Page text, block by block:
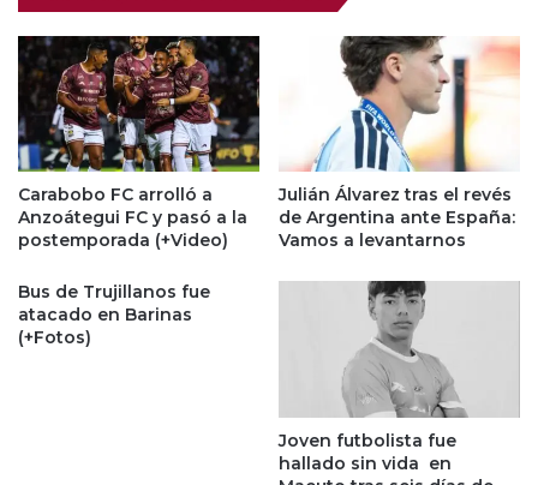
Carabobo FC arrolló a
Anzoátegui FC y pasó a la
postemporada (+Video)
Julián Álvarez tras el revés
de Argentina ante España:
Vamos a levantarnos
Bus de Trujillanos fue
atacado en Barinas
(+Fotos)
Joven futbolista fue
hallado sin vida en